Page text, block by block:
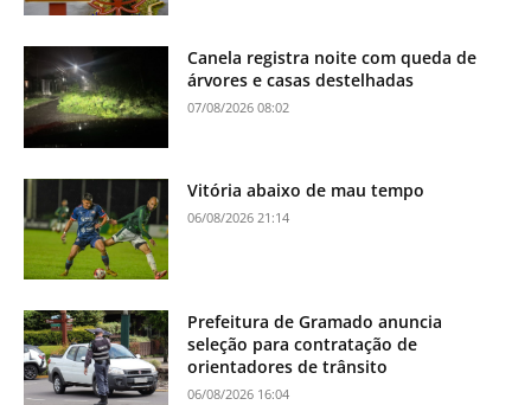
Canela registra noite com queda de
árvores e casas destelhadas
07/08/2026 08:02
Vitória abaixo de mau tempo
06/08/2026 21:14
Prefeitura de Gramado anuncia
seleção para contratação de
orientadores de trânsito
06/08/2026 16:04